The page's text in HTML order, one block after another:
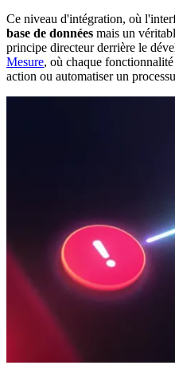
Ce niveau d'intégration, où
base de données mais un
principe directeur derrière le
Mesure, où chaque
action ou automatiser un